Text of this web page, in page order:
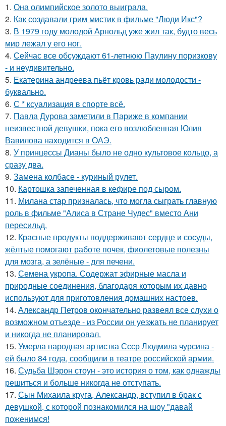
1. Она олимпийское золото выиграла.
2. Как создавали грим мистик в фильме "Люди Икс"?
3. В 1979 году молодой Арнольд уже жил так, будто весь
мир лежал у его ног.
4. Сейчас все обсуждают 61-летнюю Паулину поризкову
- и неудивительно.
5. Екатерина андреева пьёт кровь ради молодости -
буквально.
6. С * ксуализация в спорте всё.
7. Павла Дурова заметили в Париже в компании
неизвестной девушки, пока его возлюбленная Юлия
Вавилова находится в ОАЭ.
8. У принцессы Дианы было не одно культовое кольцо, а
сразу два.
9. Замена колбасе - куриный рулет.
10. Картошка запеченная в кефире под сыром.
11. Милана стар призналась, что могла сыграть главную
роль в фильме "Алиса в Стране Чудес" вместо Ани
пересильд.
12. Красные продукты поддерживают сердце и сосуды,
жёлтые помогают работе почек, фиолетовые полезны
для мозга, а зелёные - для печени.
13. Семена укропа. Содержат эфирные масла и
природные соединения, благодаря которым их давно
используют для приготовления домашних настоев.
14. Александр Петров окончательно развеял все слухи о
возможном отъезде - из России он уезжать не планирует
и никогда не планировал.
15. Умерла народная артистка Ссср Людмила чурсина -
ей было 84 года, сообщили в театре российской армии.
16. Судьба Шэрон стоун - это история о том, как однажды
решиться и больше никогда не отступать.
17. Сын Михаила круга, Александр, вступил в брак с
девушкой, с которой познакомился на шоу "давай
поженимся!